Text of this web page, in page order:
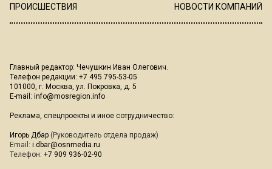
ПРОИСШЕСТВИЯ
НОВОСТИ КОМПАНИЙ
Главный редактор: Чечушкин Иван Олегович.
Телефон редакции: +7 495 795-53-05
101000, г. Москва, ул. Покровка, д. 5
E-mail: info@mosregion.info
Реклама, спецпроекты и иное сотрудничество:
Игорь Дбар (Руководитель отдела продаж)
Email: i.dbar@osnmedia.ru
Телефон: +7 909 936-02-90